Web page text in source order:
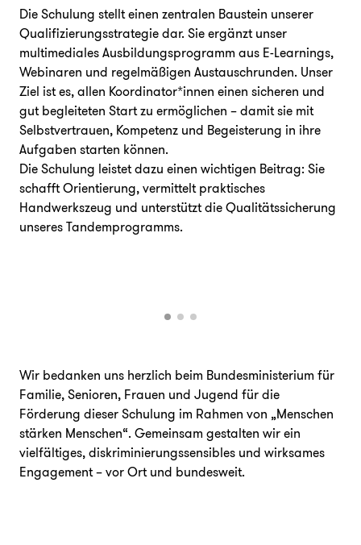
Die Schulung stellt einen zentralen Baustein unserer
Qualifizierungsstrategie dar. Sie ergänzt unser
multimediales Ausbildungsprogramm aus E-Learnings,
Webinaren und regelmäßigen Austauschrunden. Unser
Ziel ist es, allen Koordinator*innen einen sicheren und
gut begleiteten Start zu ermöglichen – damit sie mit
Selbstvertrauen, Kompetenz und Begeisterung in ihre
Aufgaben starten können.
Die Schulung leistet dazu einen wichtigen Beitrag: Sie
schafft Orientierung, vermittelt praktisches
Handwerkszeug und unterstützt die Qualitätssicherung
unseres Tandemprogramms.
Wir bedanken uns herzlich beim Bundesministerium für
Familie, Senioren, Frauen und Jugend für die
Förderung dieser Schulung im Rahmen von „Menschen
stärken Menschen“. Gemeinsam gestalten wir ein
vielfältiges, diskriminierungssensibles und wirksames
Engagement – vor Ort und bundesweit.